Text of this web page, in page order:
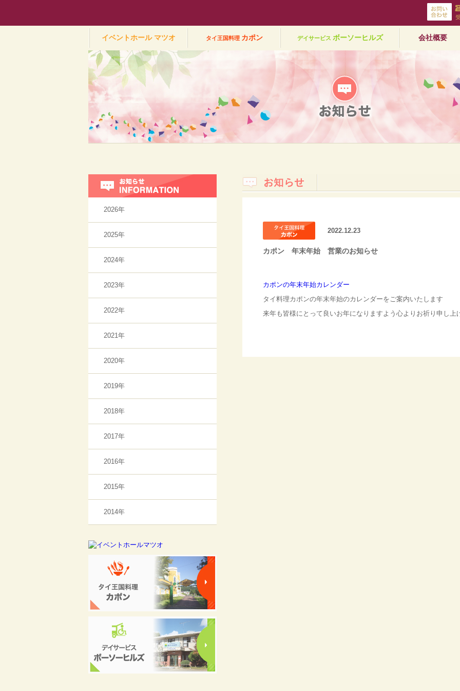
イベントホール マツオ タイ王国料理 カポン デイサービス ボーソーヒルズ 会社概要
お知らせ
2026年
2025年
2024年
2023年
2022年
2021年
2020年
2019年
2018年
2017年
2016年
2015年
2014年
2022.12.23
カポン 年末年始 営業のお知らせ
カポンの年末年始カレンダー
タイ料理カポンの年末年始のカレンダーをご案内いたします
来年も皆様にとって良いお年になりますよう心よりお祈り申し上